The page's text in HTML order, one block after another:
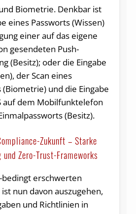
Biometrie. Denkbar ist
eines Passworts (Wissen)
einer auf das eigene
gesendeten Push-
(Besitz); oder die Eingabe
der Scan eines
und die Eingabe
auf dem Mobilfunktelefon
(Besitz).
Zukunft – Starke
Zero-Trust-Frameworks
erschwerten
nun davon auszugehen,
und Richtlinien in